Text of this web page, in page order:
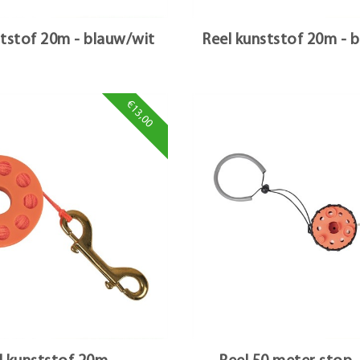
20m - blauw/wit Reel kunststof 20m -
€13,00